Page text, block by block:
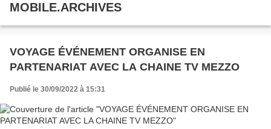
MOBILE.ARCHIVES
VOYAGE ÉVÉNEMENT ORGANISE EN
PARTENARIAT AVEC LA CHAINE TV MEZZO
Publié le 30/09/2022 à 15:31